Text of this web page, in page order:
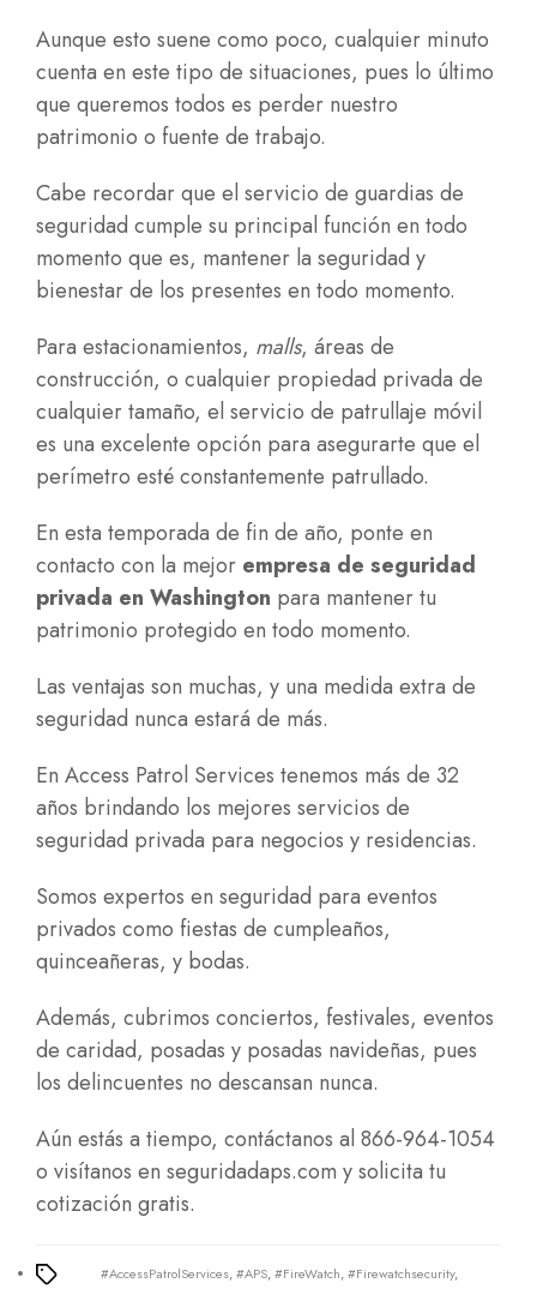
Aunque esto suene como poco, cualquier minuto
cuenta en este tipo de situaciones, pues lo último
que queremos todos es perder nuestro
patrimonio o fuente de trabajo.
Cabe recordar que el servicio de guardias de
seguridad cumple su principal función en todo
momento que es, mantener la seguridad y
bienestar de los presentes en todo momento.
Para estacionamientos, malls, áreas de
construcción, o cualquier propiedad privada de
cualquier tamaño, el servicio de patrullaje móvil
es una excelente opción para asegurarte que el
perímetro esté constantemente patrullado.
En esta temporada de fin de año, ponte en
contacto con la mejor empresa de seguridad
privada en Washington para mantener tu
patrimonio protegido en todo momento.
Las ventajas son muchas, y una medida extra de
seguridad nunca estará de más.
En Access Patrol Services tenemos más de 32
años brindando los mejores servicios de
seguridad privada para negocios y residencias.
Somos expertos en seguridad para eventos
privados como fiestas de cumpleaños,
quinceañeras, y bodas.
Además, cubrimos conciertos, festivales, eventos
de caridad, posadas y posadas navideñas, pues
los delincuentes no descansan nunca.
Aún estás a tiempo, contáctanos al 866-964-1054
o visítanos en seguridadaps.com y solicita tu
cotización gratis.
Tags
#AccessPatrolServices,#APS,#FireWatch,#Firewatchsecurity,